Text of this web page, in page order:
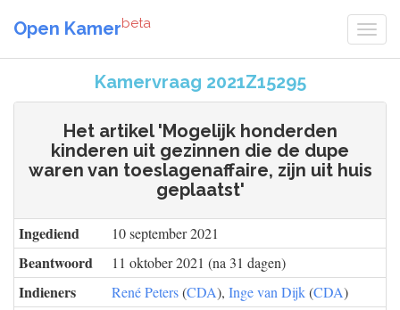
Open Kamerbeta
Kamervraag 2021Z15295
Het artikel 'Mogelijk honderden
kinderen uit gezinnen die de dupe
waren van toeslagenaffaire, zijn uit huis
geplaatst'
Ingediend 10 september 2021
Beantwoord 11 oktober 2021 (na 31 dagen)
Indieners René Peters(CDA), Inge van Dijk(CDA)